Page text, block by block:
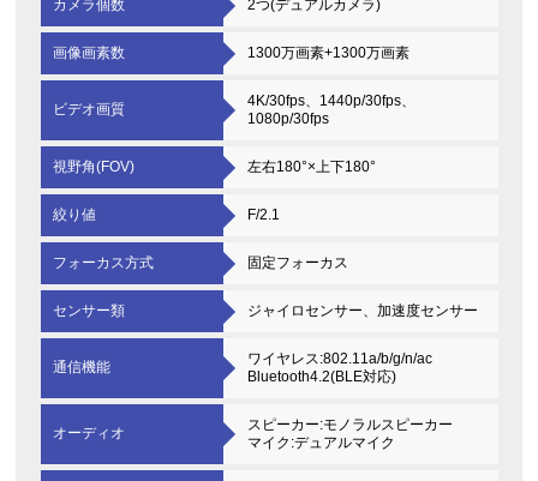
カメラ個数 2つ(デュアルカメラ)
画像画素数 1300万画素+1300万画素
ビデオ画質
4K/30fps、1440p/30fps、
1080p/30fps
視野角(FOV) 左右180°×上下180°
絞り値 F/2.1
フォーカス方式 固定フォーカス
センサー類 ジャイロセンサー、加速度センサー
通信機能
ワイヤレス:802.11a/b/g/n/ac
Bluetooth4.2(BLE対応)
オーディオ
スピーカー:モノラルスピーカー
マイク:デュアルマイク